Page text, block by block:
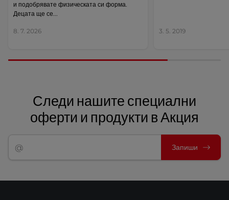
и подобрявате физическата си форма.
Децата ще се...
8. 7. 2026 3. 5. 2019
Следи нашите специални
оферти и продукти в Акция
Запиши